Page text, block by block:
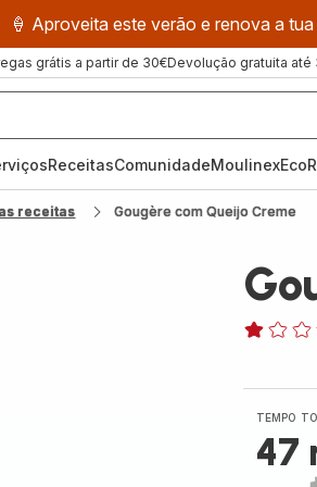
🍦 Aproveita este verão e renova a
grátis a partir de 30€Devolução gratuita até
ReceitasComunidadeMoulinex
receitas Gougère com Queijo Creme
uma
estrela
(média)
TEMPO
47